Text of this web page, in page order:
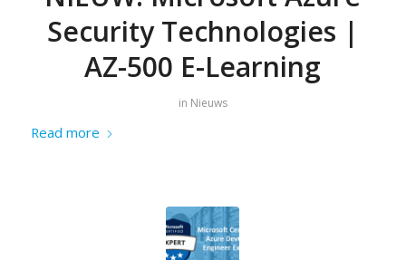
Security Technologies |
AZ-500 E-Learning
in Nieuws
Read more